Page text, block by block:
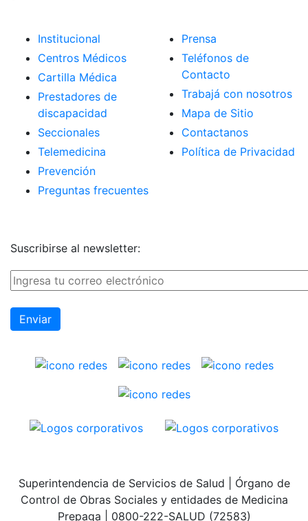
Institucional
Centros Médicos
Cartilla Médica
Prestadores de
discapacidad
Seccionales
Telemedicina
Prevención
Preguntas frecuentes
Prensa
Teléfonos de
Contacto
Trabajá con nosotros
Mapa de Sitio
Contactanos
Política de Privacidad
Suscribirse al newsletter:
Superintendencia de Servicios de Salud | Órgano de
Control de Obras Sociales y entidades de Medicina
Prepaga | 0800-222-SALUD (72583)